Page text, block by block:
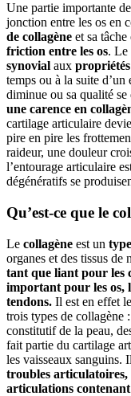
Une partie importante
jonction entre les os en
de collagène et sa tâche
friction entre les os. Le
synovial aux
temps ou à la suite
diminue ou sa qualité se
une carence en
cartilage articulaire
pire en pire les
raideur, une douleur
l’entourage articulaire
dégénératifs se
Qu’est-ce que le
Le collagène est un
organes et des tissus de
tant que liant pour les
important pour les os,
tendons. Il est en effet
trois types de collagène
constitutif de la peau,
fait partie du cartilage
les vaisseaux sanguins.
troubles
articulations